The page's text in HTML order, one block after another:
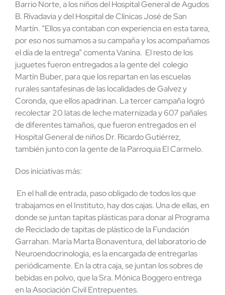
Barrio Norte, a los niños del Hospital General de Agudos
B. Rivadavia y del Hospital de Clínicas José de San
Martín. “Ellos ya contaban con experiencia en esta tarea,
por eso nos sumamos a su campaña y los acompañamos
el día de la entrega” comenta Vanina. El resto de los
juguetes fueron entregados a la gente del colegio
Martín Buber, para que los repartan en las escuelas
rurales santafesinas de las localidades de Galvez y
Coronda, que ellos apadrinan. La tercer campaña logró
recolectar 20 latas de leche maternizada y 607 pañales
de diferentes tamaños, que fueron entregados en el
Hospital General de niños Dr. Ricardo Gutiérrez,
también junto con la gente de la Parroquia El Carmelo.
Dos iniciativas más:
En el hall de entrada, paso obligado de todos los que
trabajamos en el Instituto, hay dos cajas. Una de ellas, en
donde se juntan tapitas plásticas para donar al Programa
de Reciclado de tapitas de plástico de la Fundación
Garrahan. María Marta Bonaventura, del laboratorio de
Neuroendocrinología, es la encargada de entregarlas
periódicamente. En la otra caja, se juntan los sobres de
bebidas en polvo, que la Sra. Mónica Boggero entrega
en la Asociación Civil Entrepuentes.